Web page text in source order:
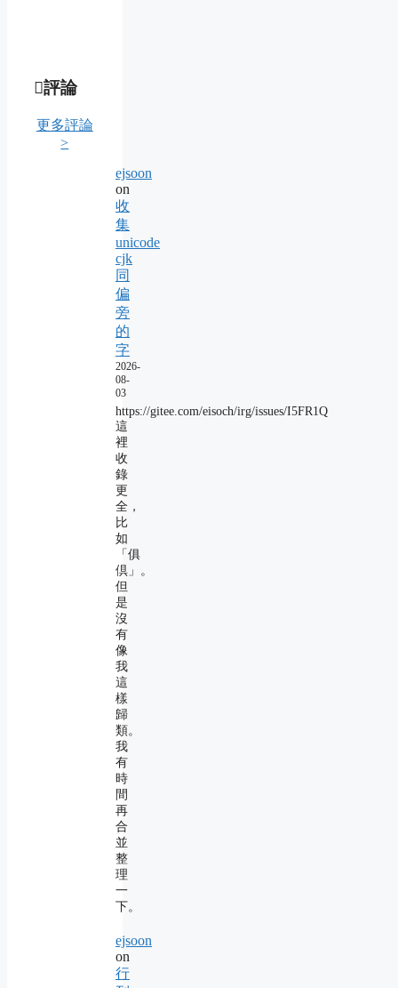
評論
更多評論
>
ejsoon
on
收
集
unicode
cjk
同
偏
旁
的
字
2026-
08-
03
https://gitee.com/eisoch/irg/issues/I5FR1Q
這
裡
收
錄
更
全，
比
如
「俱
倶」。
但
是
沒
有
像
我
這
樣
歸
類。
我
有
時
間
再
合
並
整
理
一
下。
ejsoon
on
行